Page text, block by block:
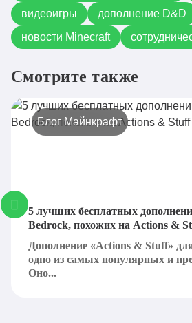
видеоигры
дополнение D&D
новости Minecraft
Смотрите также
Блог Майнкрафт
5 лучших бесплатных
Bedrock, похожих на Actions &
Дополнение «Actions & Stuff»
одно из самых популярных и
Оно...